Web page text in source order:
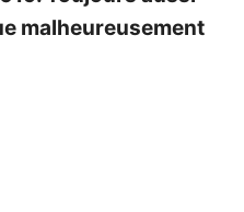
malheureusement